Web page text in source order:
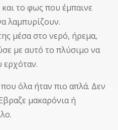
το φως που έμπαινε
λαμπυρίζουν.
μέσα στο νερό, ήρεμα,
με αυτό το πλύσιμο να
ερχόταν.
όλα ήταν πιο απλά. Δεν
μακαρόνια ή